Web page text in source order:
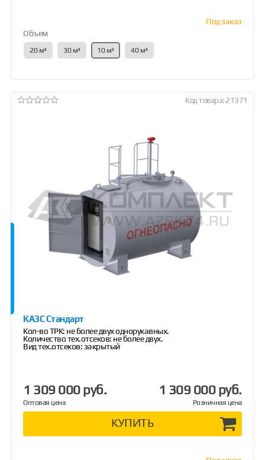
Под заказ
Объем
20 м³ 30 м³ 10 м³ 40 м³
Код товара: 21371
КАЗС Стандарт
Кол-во ТРК: не более двух однорукавных.
Количество тех.отсеков: не более двух.
Вид тех.отсеков: закрытый
1 309 000 руб.
Оптовая цена
1 309 000 руб.
Розничная цена
КУПИТЬ